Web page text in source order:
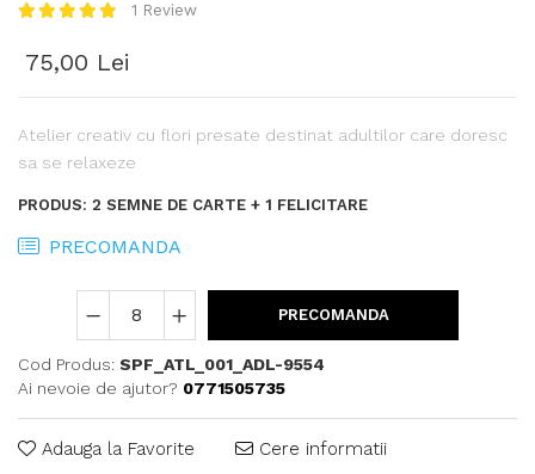
1 Review
75,00 Lei
Atelier creativ cu flori presate destinat adultilor care doresc
sa se relaxeze
PRODUS: 2 SEMNE DE CARTE + 1 FELICITARE
PRECOMANDA
PRECOMANDA
Cod Produs: SPF_ATL_001_ADL-9554
Ai nevoie de ajutor? 0771505735
Adauga la Favorite Cere informatii